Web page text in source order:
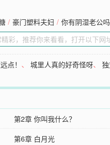
/ 豪门塑料夫妇 / 你有阴湿老公吗
点！ 、城里人真的好奇怪呀、
第2章 你叫我什么？
第6章 白月光